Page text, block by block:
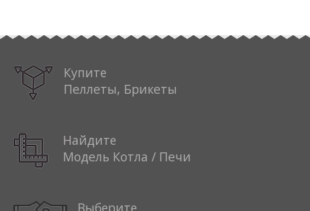
Купите
Пеллеты, Брикеты
Найдите
Модель Котла / Печи